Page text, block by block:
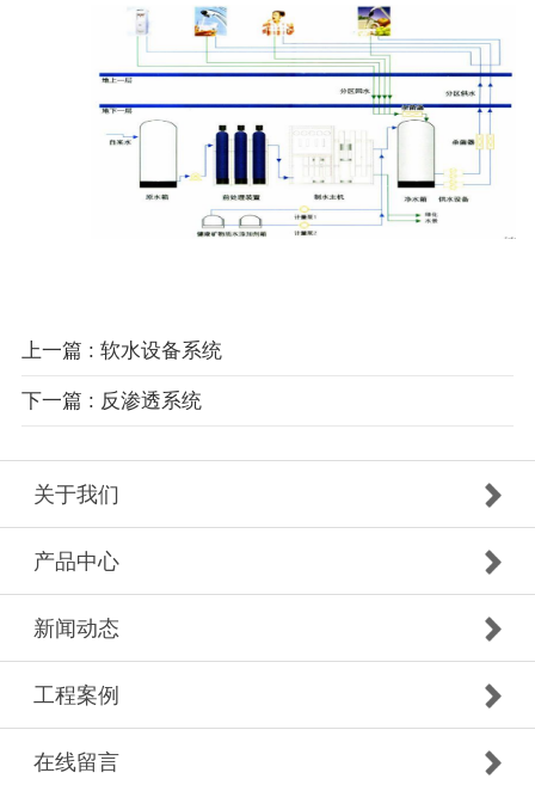
上一篇 : 软水设备系统
下一篇 : 反渗透系统
关于我们
产品中心
新闻动态
工程案例
在线留言